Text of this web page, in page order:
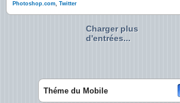
Photoshop.com, Twitter
Charger plus
d'entrées...
Théme du Mobile